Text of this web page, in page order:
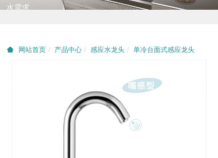
水需求
网站首页 产品中心 感应水龙头 单冷台面式感应龙头